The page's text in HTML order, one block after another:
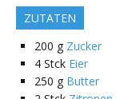
ZUTATEN
200 g Zucker
4 Stck Eier
250 g Butter